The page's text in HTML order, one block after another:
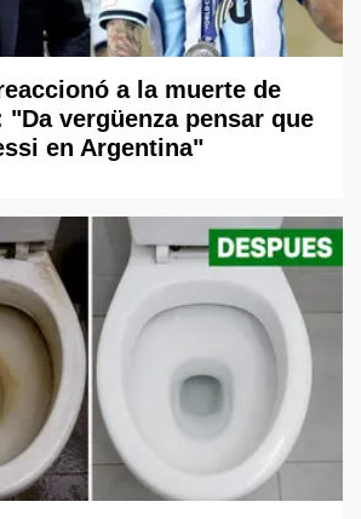
a la muerte de
vergüenza pensar que
en Argentina"